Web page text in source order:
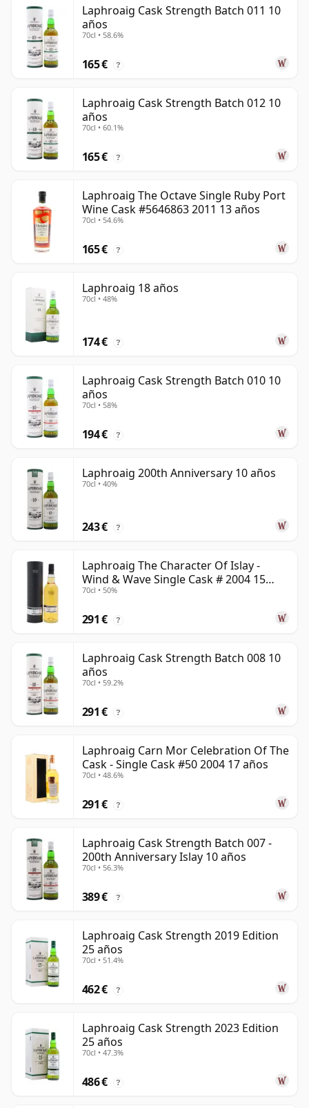
Laphroaig Cask Strength Batch 011 10
años
70cl • 58.6%
165 € ?
Laphroaig Cask Strength Batch 012 10
años
70cl • 60.1%
165 € ?
Laphroaig The Octave Single Ruby Port
Wine Cask #5646863 2011 13 años
70cl • 54.6%
165 € ?
Laphroaig 18 años
70cl • 48%
174 € ?
Laphroaig Cask Strength Batch 010 10
años
70cl • 58%
194 € ?
Laphroaig 200th Anniversary 10 años
70cl • 40%
243 € ?
Laphroaig The Character Of Islay -
Wind & Wave Single Cask # 2004 15
años
70cl • 50%
291 € ?
Laphroaig Cask Strength Batch 008 10
años
70cl • 59.2%
291 € ?
Laphroaig Carn Mor Celebration Of The
Cask - Single Cask #50 2004 17 años
70cl • 48.6%
291 € ?
Laphroaig Cask Strength Batch 007 -
200th Anniversary Islay 10 años
70cl • 56.3%
389 € ?
Laphroaig Cask Strength 2019 Edition
25 años
70cl • 51.4%
462 € ?
Laphroaig Cask Strength 2023 Edition
25 años
70cl • 47.3%
486 € ?